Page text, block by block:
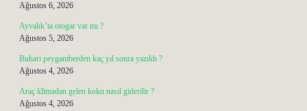
Ağustos 6, 2026
Ayvalık’ta otogar var mı ?
Ağustos 5, 2026
Buhari peygamberden kaç yıl sonra yazıldı ?
Ağustos 4, 2026
Araç klimadan gelen koku nasıl giderilir ?
Ağustos 4, 2026